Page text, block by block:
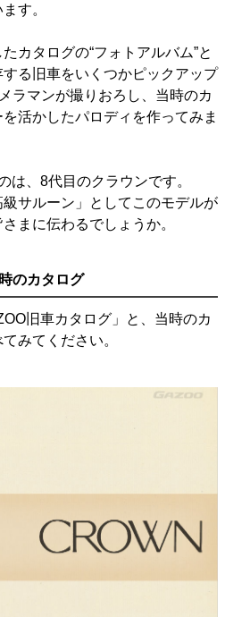
す。
カタログの“フォトアルバム”と
る旧車をいくつかピックアップ
ラマンが撮りおろし、当時のカ
活かしたパロディを作ってみま
は、8代目のクラウンです。
級サルーン」としてこのモデルが
まに伝わるでしょうか。
のカタログ
旧車カタログ」と、当時のカ
みてください。